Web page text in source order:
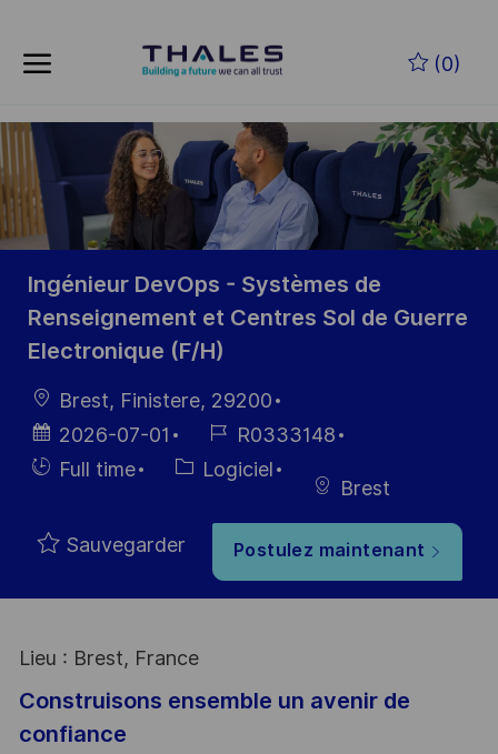
(0)
-
Ingénieur DevOps - Systèmes de
Renseignement et Centres Sol de Guerre
Electronique (F/H)
localisation
Brest, Finistere, 29200
Date
d’affichage
2026-07-01
Référence
du poste
R0333148
HiringFull time Catégorie
Logiciel
Brest
Sauvegarder Postulez maintenant
Lieu : Brest, France
Construisons ensemble un avenir de
confiance